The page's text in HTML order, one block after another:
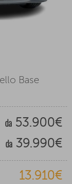
Base
da 53.900€
da 39.990€
13.910€